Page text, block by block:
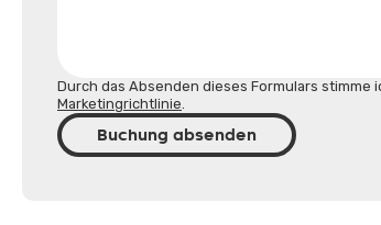
Durch das Absenden dieses Formulars stimme
Marketingrichtlinie.
Buchung absenden